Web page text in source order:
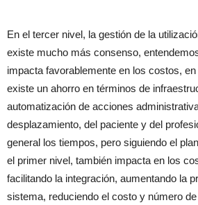
En el tercer nivel, la gestión de la
existe mucho más consenso,
impacta favorablemente en los costos,
existe un ahorro en términos de
automatización de acciones
desplazamiento, del paciente y del
general los tiempos, pero siguiendo el
el primer nivel, también impacta en los
facilitando la integración, aumentando la
sistema, reduciendo el costo y número